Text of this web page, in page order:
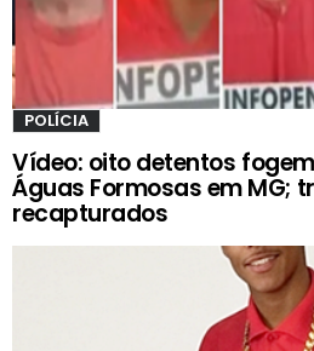
POLÍCIA
Vídeo: oito detentos
Águas Formosas em MG;
recapturados